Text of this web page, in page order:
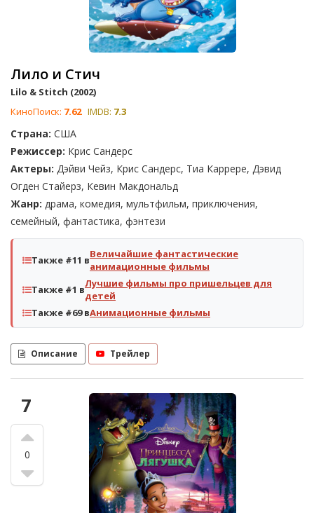
Лило и Стич
Lilo & Stitch (2002)
КиноПоиск: 7.62 IMDB: 7.3
Страна: США
Режиссер: Крис Сандерс
Актеры: Дэйви Чейз, Крис Сандерс, Тиа Каррере, Дэвид
Огден Стайерз, Кевин Макдональд
Жанр: драма, комедия, мультфильм, приключения,
семейный, фантастика, фэнтези
Также #11 вВеличайшие фантастические
анимационные фильмы
Также #1 вЛучшие фильмы про пришельцев для
детей
Также #69 вАнимационные фильмы
Описание Трейлер
7
0